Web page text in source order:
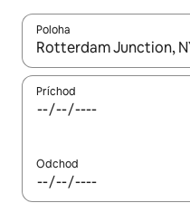
Poloha
Keď budú výsledky k
Príchod
Odchod